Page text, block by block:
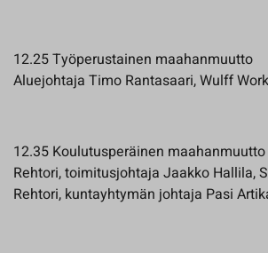
12.25 Työperustainen maahanmuutto
Aluejohtaja Timo Rantasaari, Wulff
12.35 Koulutusperäinen maahanmuutto
Rehtori, toimitusjohtaja Jaakko Hallila,
Rehtori, kuntayhtymän johtaja Pasi